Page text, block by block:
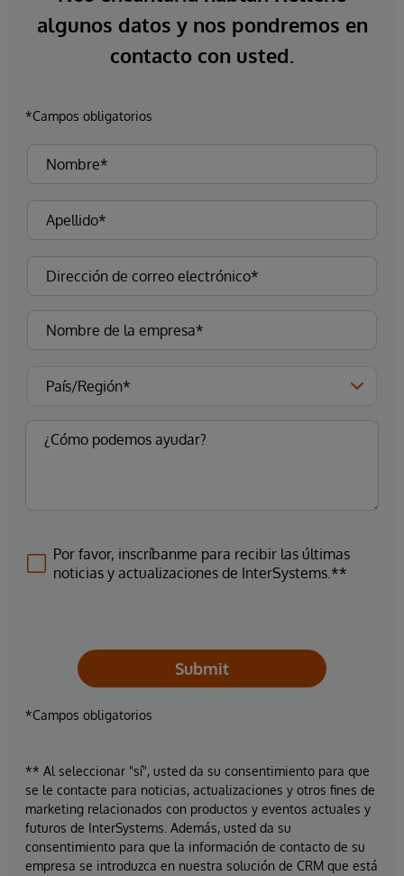
algunos datos y nos pondremos en
contacto con usted.
*Campos obligatorios
Por favor, inscríbanme para recibir las últimas
noticias y actualizaciones de InterSystems.**
Submit
*Campos obligatorios
** Al seleccionar "sí", usted da su consentimiento para que
se le contacte para noticias, actualizaciones y otros fines de
marketing relacionados con productos y eventos actuales y
futuros de InterSystems. Además, usted da su
consentimiento para que la información de contacto de su
empresa se introduzca en nuestra solución de CRM que está